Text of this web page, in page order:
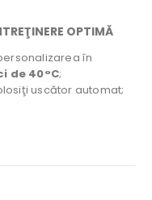
OPTIMĂ
în
de 40°C;
uscător automat;